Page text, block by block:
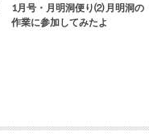
1月号・月明洞便り⑵ 月明洞の
作業に参加してみたよ